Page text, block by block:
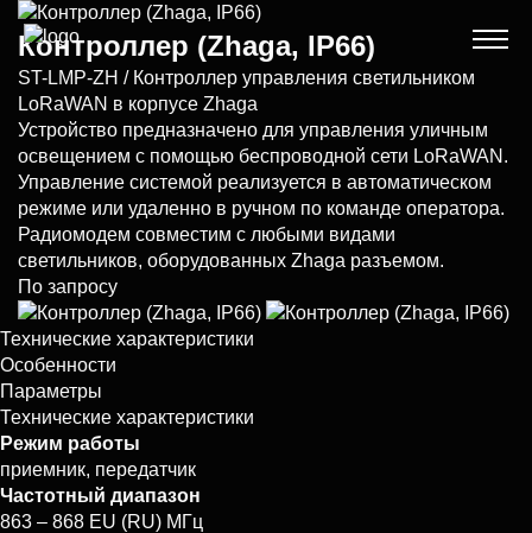
Контроллер (Zhaga, IP66)
ST-LMP-ZH / Контроллер управления светильником
LoRaWAN в корпусе Zhaga
Устройство предназначено для управления уличным
освещением с помощью беспроводной сети LoRaWAN.
Управление системой реализуется в автоматическом
режиме или удаленно в ручном по команде оператора.
Радиомодем совместим с любыми видами
светильников, оборудованных Zhaga разъемом.
По запросу
Технические характеристики
Особенности
Параметры
Технические характеристики
Режим работы
приемник, передатчик
Частотный диапазон
863 – 868 EU (RU) МГц